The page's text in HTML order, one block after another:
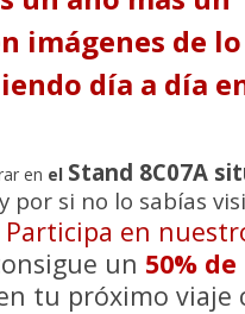
imágenes de
día a día
en el Stand 8C07A
y por si no lo sabías
Participa en
un 50% de
tu próximo viaje